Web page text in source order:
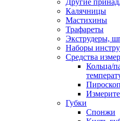
Другие
Калячницы
Мастихины
Трафареты
Экструдеры,
Наборы
Средства
Кольца/
Губки
Спонжи